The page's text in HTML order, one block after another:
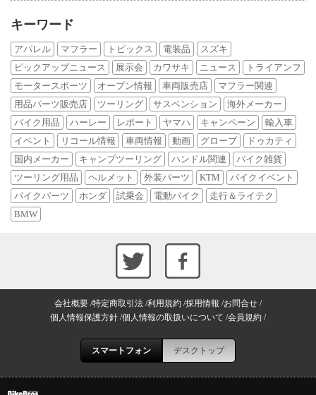
キーワード
アパレル マフラー トピックス 電装品
スズキ
ピックアップニュース
展示会 カワサキ ニュース
トライアンフ
モータースポーツ
オープン情報 車両販売店
マフラー関連
用品パーツ販売店
ツーリング サスペンション
海外メーカー
バイク用品
ハーレー レポート ヤマハ キャンペーン
輸入車
イベント
リコール情報 車両情報 動画 グローブ
ドゥカティ
国内メーカー
キャンプツーリング ハンドル関連
バイク雑貨
ツーリング用品
ヘルメット 外装パーツ KTM
バイクイベント
バイクパーツ
ホンダ 試乗会 電動バイク
走行＆ライテク
BMW
会社概要 特定商取引法 利用規約 採用情報 お問合せ
個人情報保護方針 個人情報の取扱いについて 会員規約
スマートフォン デスクトップ